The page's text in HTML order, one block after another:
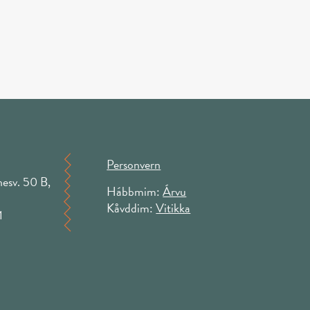
50 B,
Personvern
Hábbmim:Árvu
Kåvddim:Vitikka